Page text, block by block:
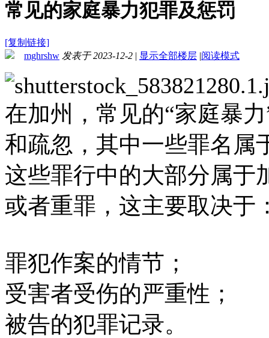
常见的家庭暴力犯罪及惩罚
[复制链接]
mghrshw 发表于 2023-12-2 | 显示全部楼层 |阅读模式
在加州，常见的“家庭暴
和疏忽，其中一些罪名属
这些罪行中的大部分属于
或者重罪，这主要取决于
罪犯作案的情节；
受害者受伤的严重性；
被告的犯罪记录。